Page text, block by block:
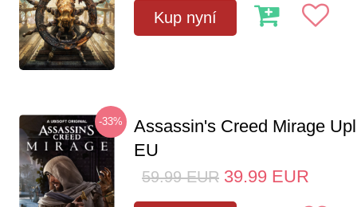
Kup nyní
-33%
Assassin's Creed Mirage
EU
59.99 EUR 39.99 EUR